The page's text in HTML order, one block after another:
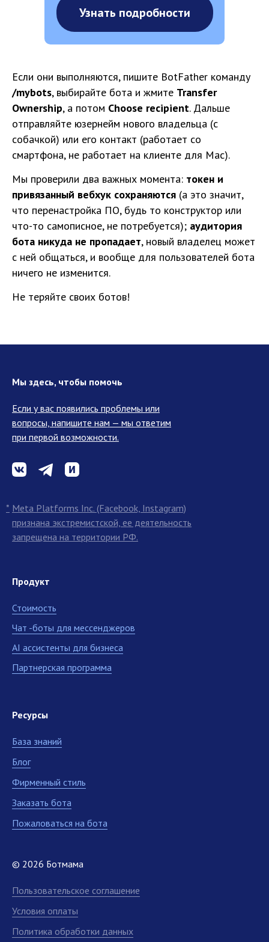
Узнать подробности
Если они выполняются, пишите BotFather команду
/mybots, выбирайте бота и жмите Transfer
Ownership, а потом Choose recipient. Дальше
отправляйте юзернейм нового владельца (с
собачкой) или его контакт (работает со
смартфона, не работает на клиенте для Mac).
Мы проверили два важных момента: токен и
привязанный вебхук сохраняются (а это значит,
что перенастройка ПО, будь то конструктор или
что-то самописное, не потребуется); аудитория
бота никуда не пропадает, новый владелец может
с ней общаться, и вообще для пользователей бота
ничего не изменится.
Не теряйте своих ботов!
Политика обработки данных
Условия оплаты
Пользовательское соглашение
© 2026 Ботмама
Meta Platforms Inc. (Facebook, Instagram)
признана экстремистской, ее деятельность
запрещена на территории РФ.
*
Пожаловаться на бота
Заказать бота
Блог
Фирменный стиль
Ресурсы
База знаний
Чат -боты для мессенджеров
AI ассистенты для бизнеса
Стоимость
Продукт
Если у вас появились проблемы или
вопросы, напишите нам — мы ответим
при первой возможности.
Мы здесь, чтобы помочь
Партнерская программа